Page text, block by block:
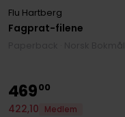
Fagprat-filene
Flu Hartberg
46900
422,10
Medlem